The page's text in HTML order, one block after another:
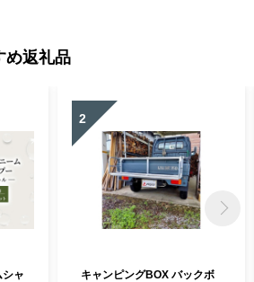
め返礼品
シャ
2
キャンピングBOX バックボ